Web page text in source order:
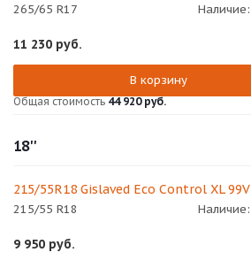
265/65 R17 Наличие:
11 230 руб.
В корзину
Общая стоимость 44 920 руб.
18''
215/55R18 Gislaved Eco Control XL 99V
215/55 R18 Наличие:
9 950 руб.